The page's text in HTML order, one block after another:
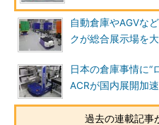
自動倉庫やAGVな
クが総合展示場を
日本の倉庫事情に“
ACRが国内展開加速
過去の連載記事